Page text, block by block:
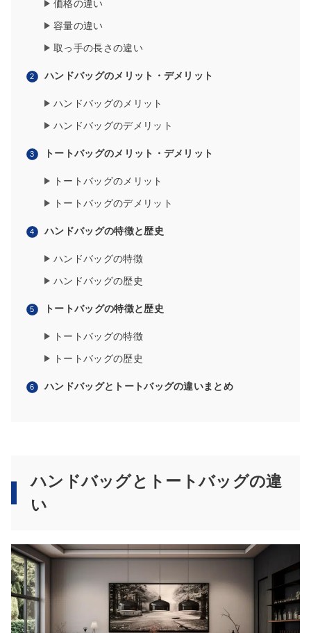
価格の違い
容量の違い
取っ手の長さの違い
ハンドバッグのメリット・デメリット
ハンドバッグのメリット
ハンドバッグのデメリット
トートバッグのメリット・デメリット
トートバッグのメリット
トートバッグのデメリット
ハンドバッグの特徴と歴史
ハンドバッグの特徴
ハンドバッグの歴史
トートバッグの特徴と歴史
トートバッグの特徴
トートバッグの歴史
ハンドバッグとトートバッグの違いまとめ
ハンドバッグとトートバッグの違
い